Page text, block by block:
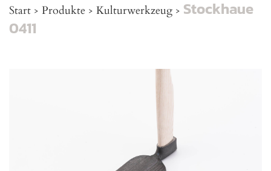
Start > Produkte > Kulturwerkzeug > Stockhaue
0411